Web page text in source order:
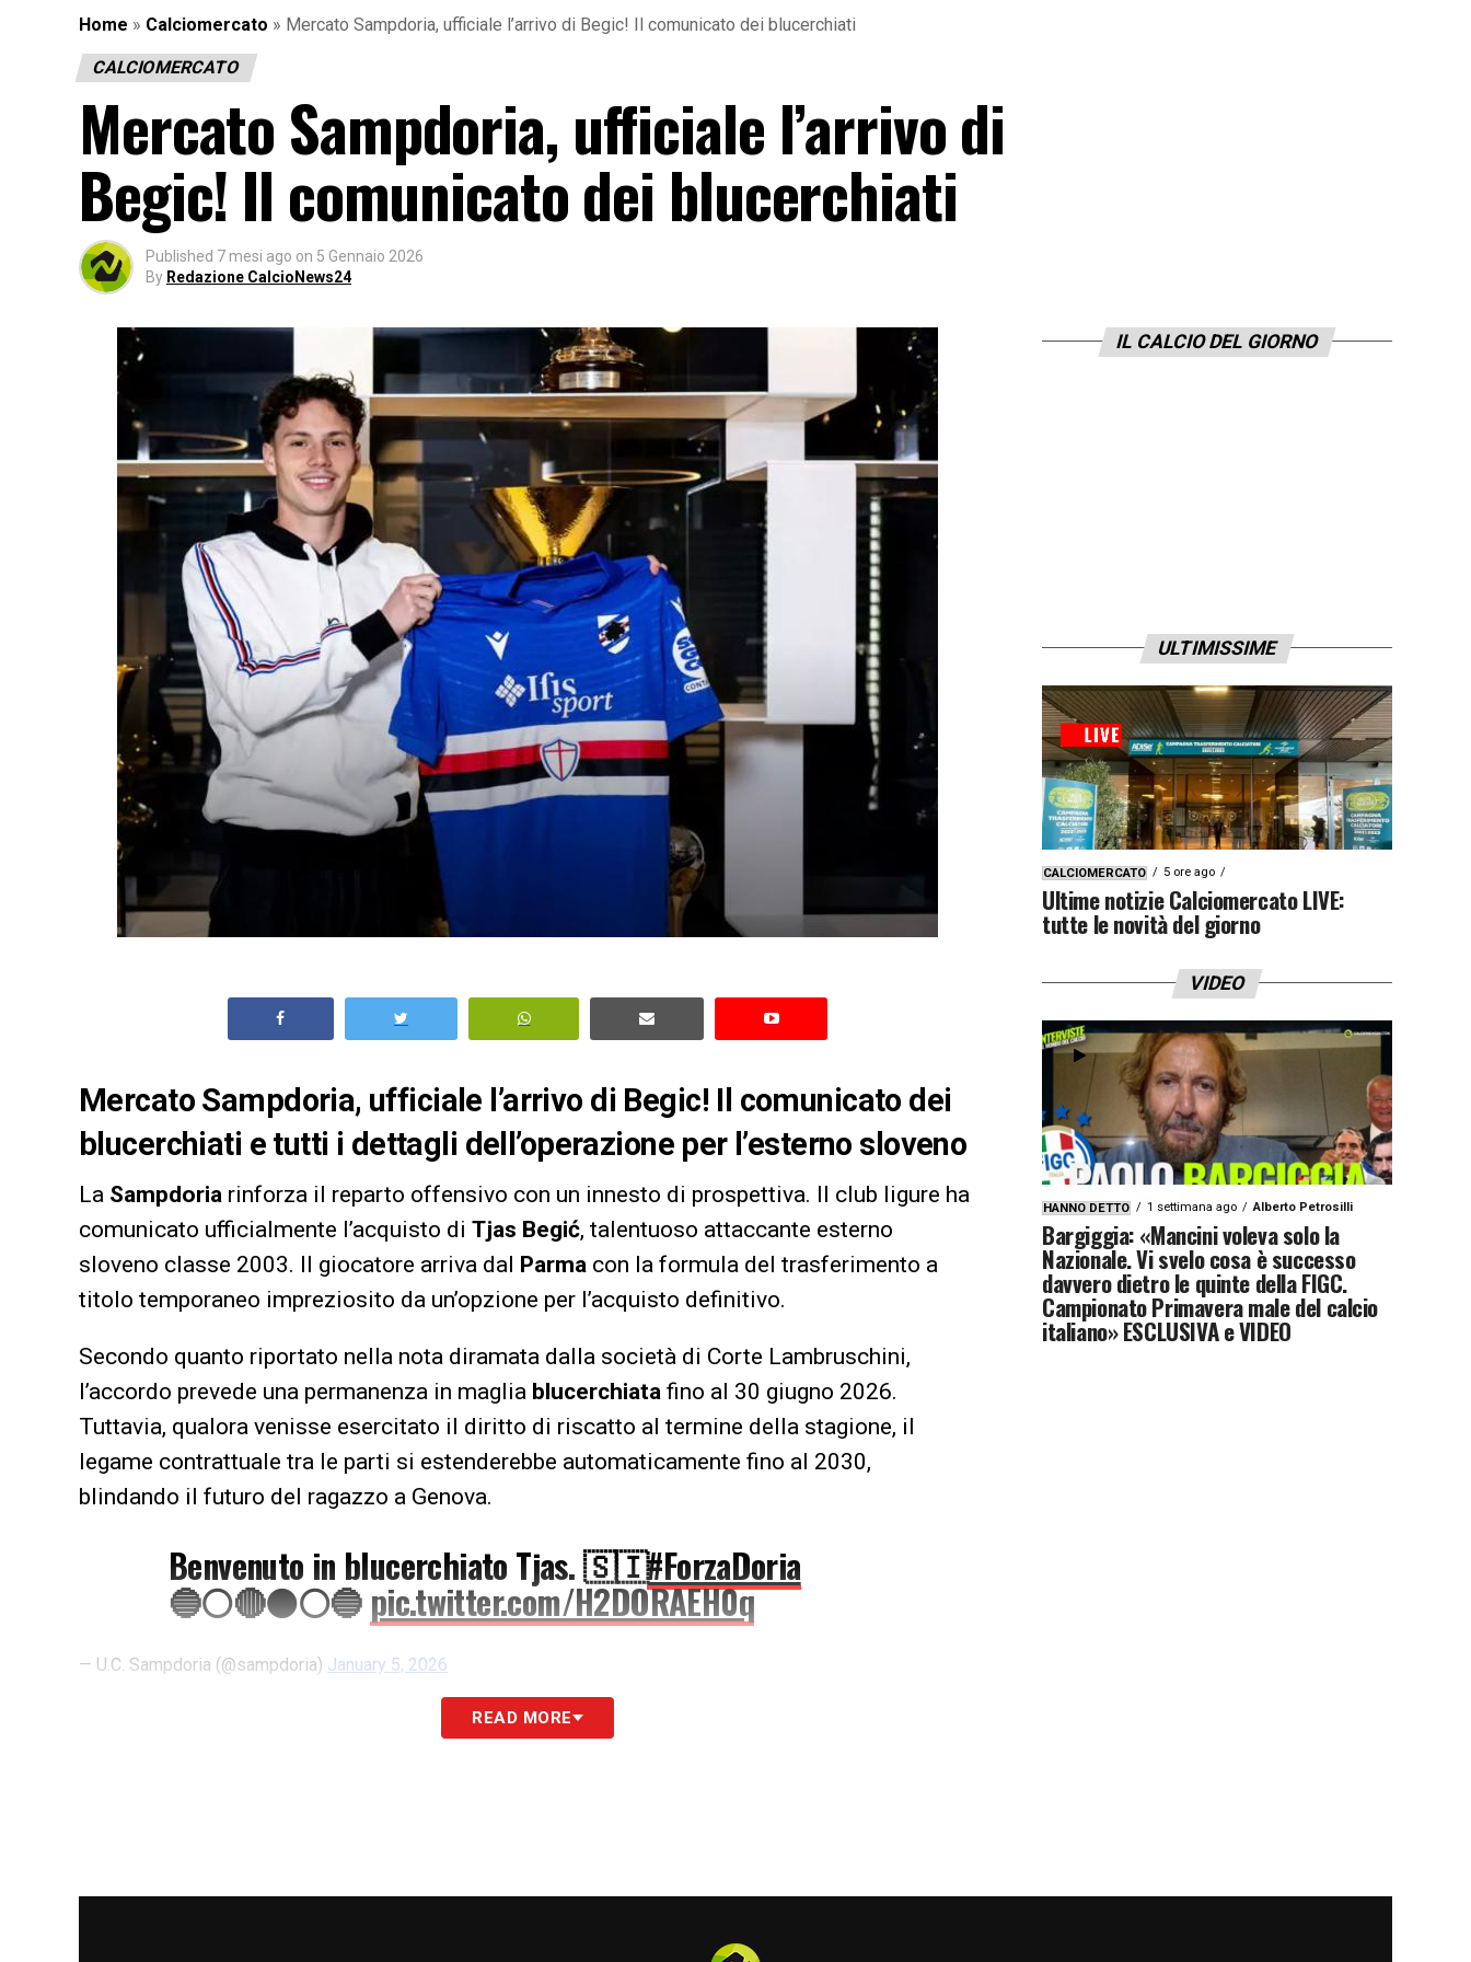
Home » Calciomercato » Mercato Sampdoria, ufficiale l’arrivo di Begic! Il comunicato dei blucerchiati
CALCIOMERCATO
Mercato Sampdoria, ufficiale l’arrivo di
Begic! Il comunicato dei blucerchiati
Published 7 mesi ago on 5 Gennaio 2026
By Redazione CalcioNews24
Mercato Sampdoria, ufficiale l’arrivo di Begic! Il comunicato dei
blucerchiati e tutti i dettagli dell’operazione per l’esterno sloveno
La Sampdoria rinforza il reparto offensivo con un innesto di prospettiva. Il club ligure ha
comunicato ufficialmente l’acquisto di Tjas Begić, talentuoso attaccante esterno
sloveno classe 2003. Il giocatore arriva dal Parma con la formula del trasferimento a
titolo temporaneo impreziosito da un’opzione per l’acquisto definitivo.
Secondo quanto riportato nella nota diramata dalla società di Corte Lambruschini,
l’accordo prevede una permanenza in maglia blucerchiata fino al 30 giugno 2026.
Tuttavia, qualora venisse esercitato il diritto di riscatto al termine della stagione, il
legame contrattuale tra le parti si estenderebbe automaticamente fino al 2030,
blindando il futuro del ragazzo a Genova.
Benvenuto in blucerchiato Tjas. 🇸🇮#ForzaDoria
🔵⚪🔴⚫⚪🔵 pic.twitter.com/H2DORAEH0q
— U.C. Sampdoria (@sampdoria) January 5, 2026
L’U.C. Sampdoria comunica di aver acquisito a titolo temporaneo
READ MORE
IL CALCIO DEL GIORNO
ULTIMISSIME
CALCIOMERCATO 5 ore ago
Ultime notizie Calciomercato LIVE:
tutte le novità del giorno
VIDEO
HANNO DETTO 1 settimana ago Alberto Petrosilli
Bargiggia: «Mancini voleva solo la
Nazionale. Vi svelo cosa è successo
davvero dietro le quinte della FIGC.
Campionato Primavera male del calcio
italiano» ESCLUSIVA e VIDEO